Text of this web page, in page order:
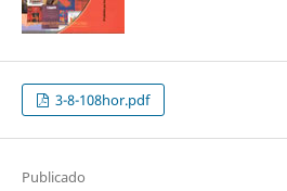
3-8-108hor.pdf
Publicado